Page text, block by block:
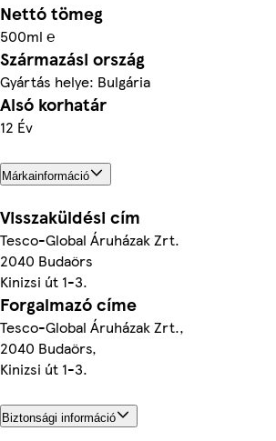
Nettó tömeg
500ml ℮
Származási ország
Gyártás helye: Bulgária
Alsó korhatár
12 Év
Márkainformáció
Visszaküldési cím
Tesco-Global Áruházak Zrt.
2040 Budaörs
Kinizsi út 1-3.
Forgalmazó címe
Tesco-Global Áruházak Zrt.,
2040 Budaörs,
Kinizsi út 1-3.
Biztonsági információ